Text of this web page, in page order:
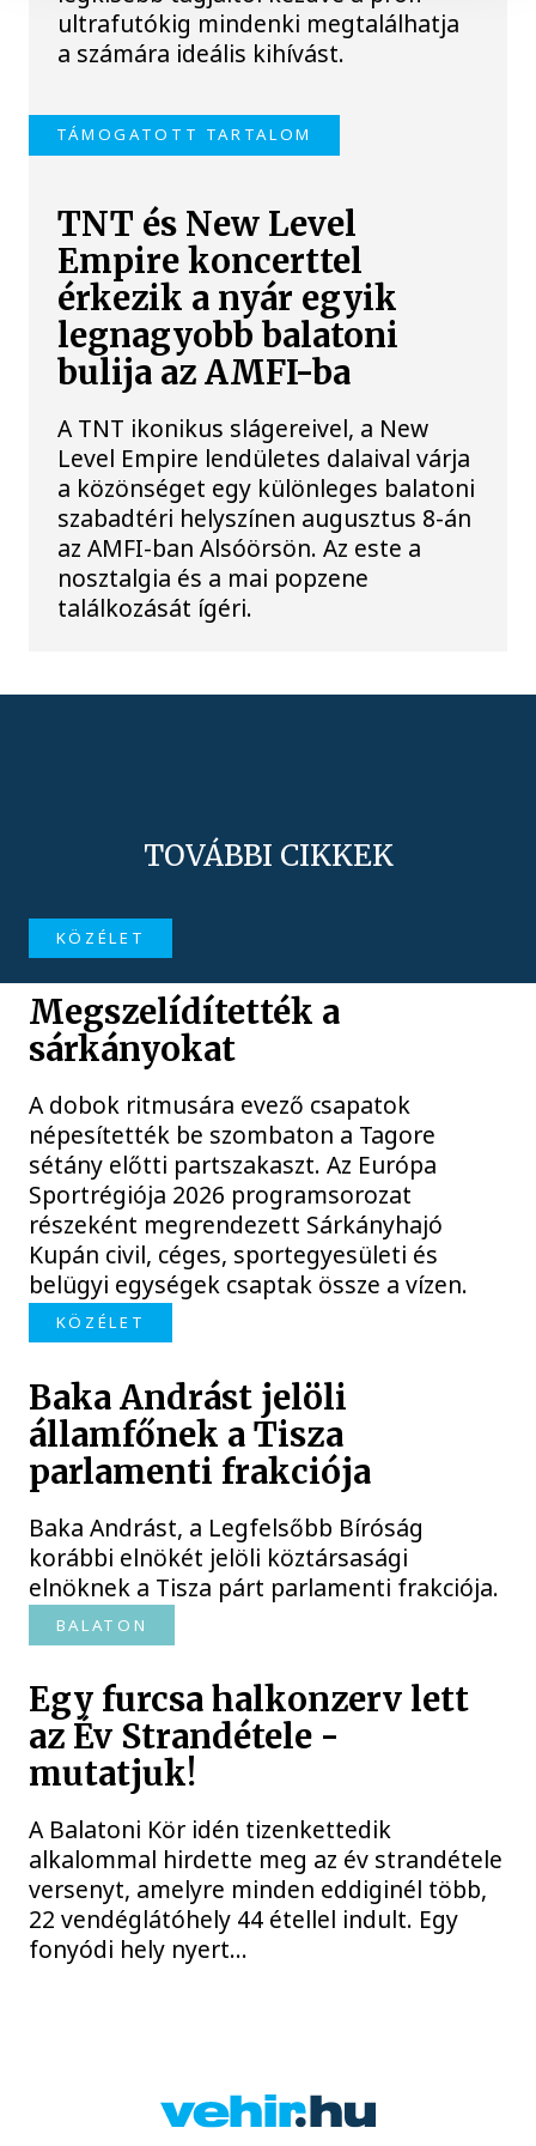
ultrafutókig mindenki megtalálhatja
a számára ideális kihívást.
TÁMOGATOTT TARTALOM
TNT és New Level
Empire koncerttel
érkezik a nyár egyik
legnagyobb balatoni
bulija az AMFI-ba
A TNT ikonikus slágereivel, a New
Level Empire lendületes dalaival várja
a közönséget egy különleges balatoni
szabadtéri helyszínen augusztus 8-án
az AMFI-ban Alsóörsön. Az este a
nosztalgia és a mai popzene
találkozását ígéri.
TOVÁBBI CIKKEK
KÖZÉLET
Megszelídítették a
sárkányokat
A dobok ritmusára evező csapatok
népesítették be szombaton a Tagore
sétány előtti partszakaszt. Az Európa
Sportrégiója 2026 programsorozat
részeként megrendezett Sárkányhajó
Kupán civil, céges, sportegyesületi és
belügyi egységek csaptak össze a vízen.
KÖZÉLET
Baka Andrást jelöli
államfőnek a Tisza
parlamenti frakciója
Baka Andrást, a Legfelsőbb Bíróság
korábbi elnökét jelöli köztársasági
elnöknek a Tisza párt parlamenti frakciója.
BALATON
Egy furcsa halkonzerv lett
az Év Strandétele -
mutatjuk!
A Balatoni Kör idén tizenkettedik
alkalommal hirdette meg az év strandétele
versenyt, amelyre minden eddiginél több,
22 vendéglátóhely 44 étellel indult. Egy
fonyódi hely nyert...